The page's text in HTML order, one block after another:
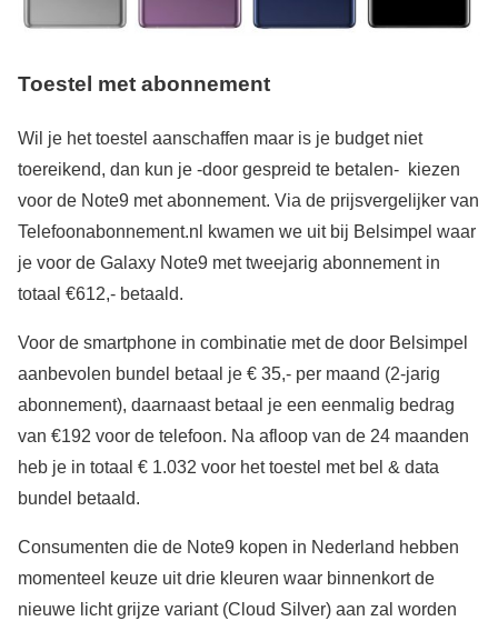
Toestel met abonnement
Wil je het toestel aanschaffen maar is je budget niet
toereikend, dan kun je -door gespreid te betalen- kiezen
voor de Note9 met abonnement. Via de prijsvergelijker van
Telefoonabonnement.nl kwamen we uit bij Belsimpel waar
je voor de Galaxy Note9 met tweejarig abonnement in
totaal €612,- betaald.
Voor de smartphone in combinatie met de door Belsimpel
aanbevolen bundel betaal je € 35,- per maand (2-jarig
abonnement), daarnaast betaal je een eenmalig bedrag
van €192 voor de telefoon. Na afloop van de 24 maanden
heb je in totaal € 1.032 voor het toestel met bel & data
bundel betaald.
Consumenten die de Note9 kopen in Nederland hebben
momenteel keuze uit drie kleuren waar binnenkort de
nieuwe licht grijze variant (Cloud Silver) aan zal worden